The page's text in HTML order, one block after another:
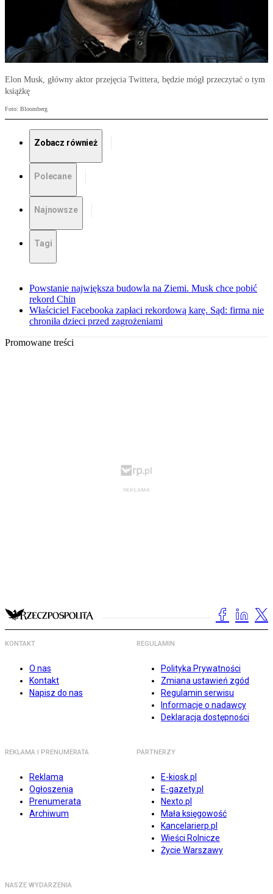
Elon Musk, główny aktor przejęcia Twittera, będzie mógł przeczytać o tym
książkę
Foto: Bloomberg
Zobacz również
Polecane
Najnowsze
Tagi
Powstanie największa budowla na Ziemi. Musk chce pobić
rekord Chin
Właściciel Facebooka zapłaci rekordową karę. Sąd: firma nie
chroniła dzieci przed zagrożeniami
Promowane treści
KONTAKT
O nas
Kontakt
Napisz do nas
REGULAMIN
Polityka Prywatności
Zmiana ustawień zgód
Regulamin serwisu
Informacje o nadawcy
Deklaracja dostępności
REKLAMA I PRENUMERATA
Reklama
Ogłoszenia
Prenumerata
Archiwum
PARTNERZY
E-kiosk.pl
E-gazety.pl
Nexto.pl
Mała księgowość
Kancelarierp.pl
Wieści Rolnicze
Życie Warszawy
NASZE WYDARZENIA